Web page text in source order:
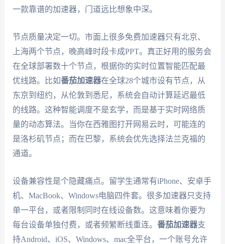
一款靠谱的加速器，门道远比想象中深。
节点质量决定一切。市面上很多免费加速器只有北京、
上海两个节点，晚高峰时段卡成PPT。真正好用的服务会
在全球部署数十个节点，根据你的实时位置智能匹配最
优线路。比如番茄加速器在全球28个城市设有节点，从
东京到纽约，从伦敦到悉尼，系统会自动计算延迟最低
的线路。这种智能调度不是玄学，而是基于实时网络质
量的动态算法。当你在西雅图打开网易云时，可能连的
是洛杉矶节点；而在巴黎，系统会优先选择法兰克福的
通道。
设备兼容性是个隐藏痛点。留学生通常有iPhone、安卓手
机、MacBook、Windows电脑四件套。很多加速器只支持
单一平台，或者限制同时在线设备数。这意味着你要为
每台设备单独付费，或者频繁断线重连。 番茄加速器支
持Android、iOS、Windows、mac全平台，一个账号允许